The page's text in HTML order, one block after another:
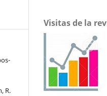
R.
Visitas de la